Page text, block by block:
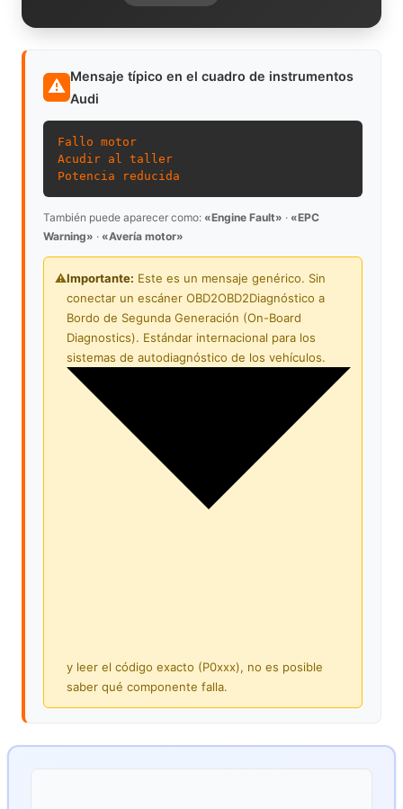
⚠ Mensaje típico en el cuadro de instrumentos
Audi
Fallo motor
Acudir al taller
Potencia reducida
También puede aparecer como: «Engine Fault» · «EPC
Warning» · «Avería motor»
⚠️Importante: Este es un mensaje genérico. Sin
conectar un escáner OBD2OBD2Diagnóstico a
Bordo de Segunda Generación (On-Board
Diagnostics). Estándar internacional para los
sistemas de autodiagnóstico de los vehículos.
y leer el código exacto (P0xxx), no es posible
saber qué componente falla.